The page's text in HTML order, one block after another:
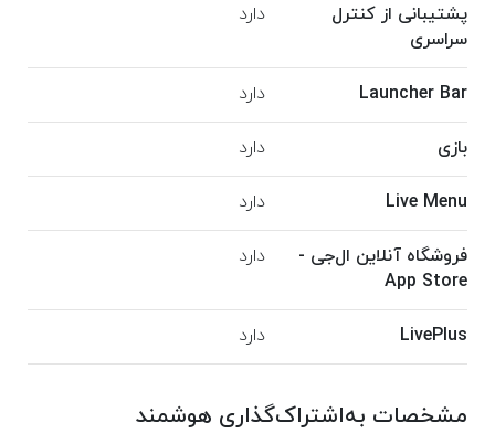
پشتیبانی از کنترل
سراسری
دارد
Launcher Bar دارد
بازی دارد
Live Menu دارد
فروشگاه آنلاین ال‌جی -
App Store
دارد
LivePlus دارد
مشخصات به‌اشتراک‌گذاری هوشمند